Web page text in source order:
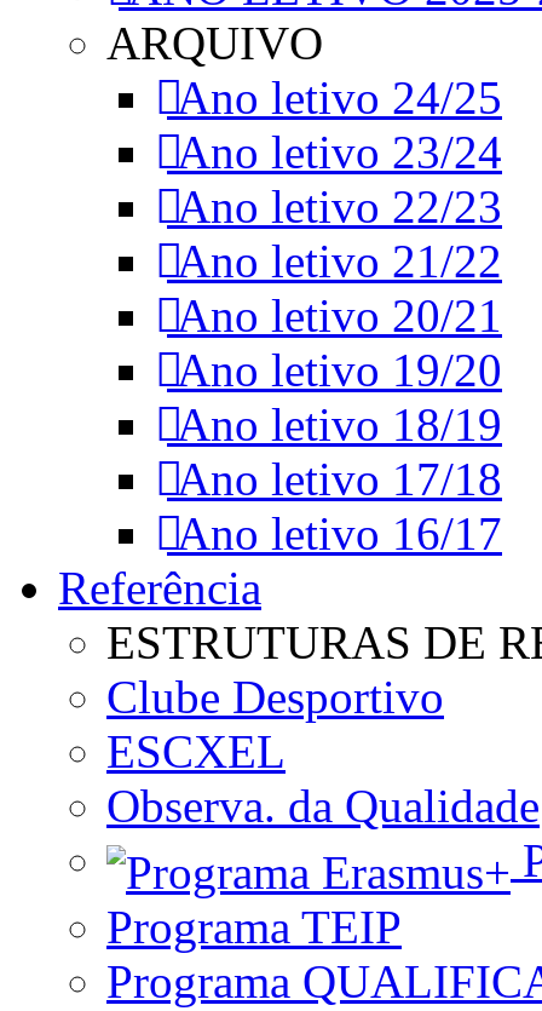
ARQUIVO
Ano letivo 24/25
Ano letivo 23/24
Ano letivo 22/23
Ano letivo 21/22
Ano letivo 20/21
Ano letivo 19/20
Ano letivo 18/19
Ano letivo 17/18
Ano letivo 16/17
Referência
ESTRUTURAS DE
Clube Desportivo
ESCXEL
Observa. da Qualidade
Programa TEIP
Programa